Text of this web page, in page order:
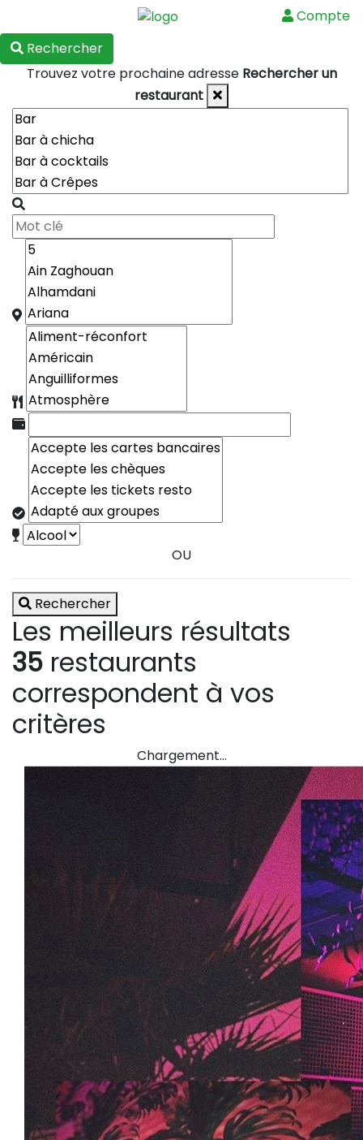
Compte
Rechercher
Trouvez votre prochaine adresse Rechercher un
restaurant
OU
Rechercher
Les meilleurs résultats
35 restaurants
correspondent à vos
critères
Chargement…